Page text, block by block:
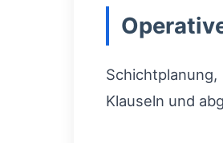
Klauseln und